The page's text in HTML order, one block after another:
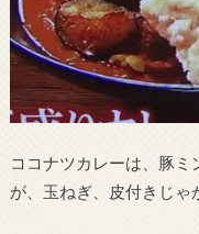
ココナツカレーは、豚ミ
が、玉ねぎ、皮付きじゃ